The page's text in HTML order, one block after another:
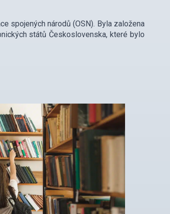
spojených národů (OSN). Byla založena
států Československa, které bylo